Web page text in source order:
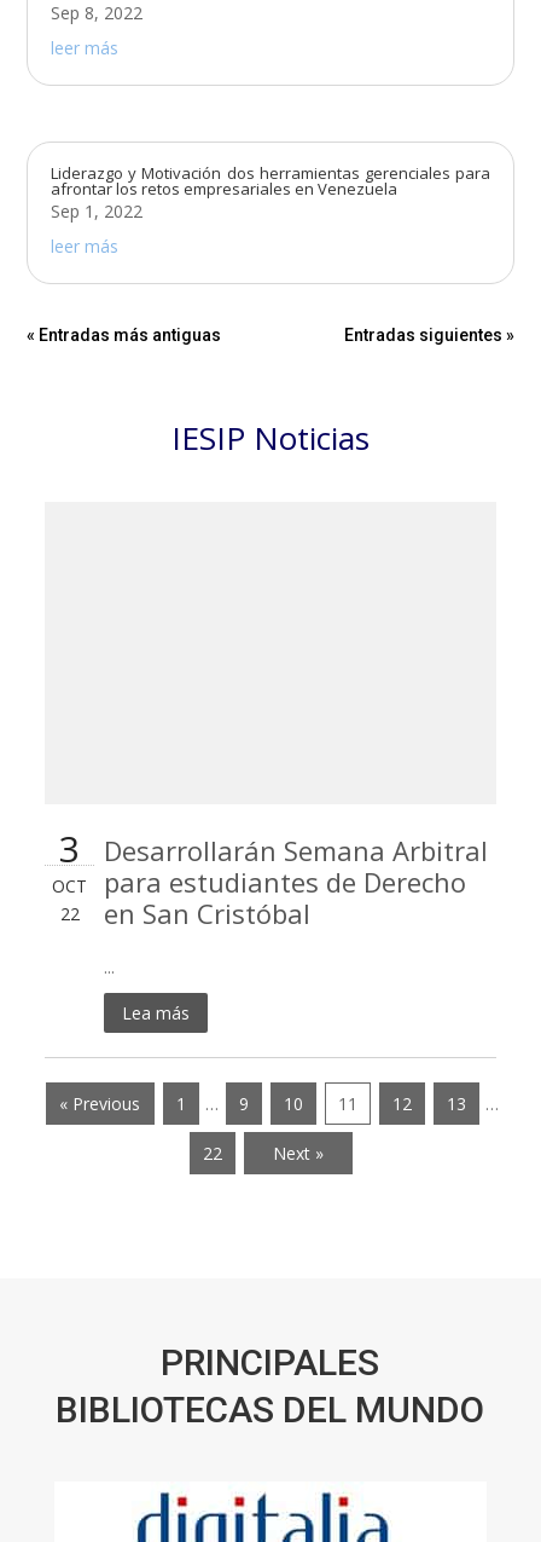
Sep 8, 2022
leer más
Liderazgo y Motivación dos herramientas gerenciales para
afrontar los retos empresariales en Venezuela
Sep 1, 2022
leer más
« Entradas más antiguas Entradas siguientes »
IESIP Noticias
3
OCT
22
Desarrollarán Semana Arbitral
para estudiantes de Derecho
en San Cristóbal
...
Lea más
« Previous 1 … 9 10 11 12 13 …
22 Next »
PRINCIPALES
BIBLIOTECAS DEL MUNDO